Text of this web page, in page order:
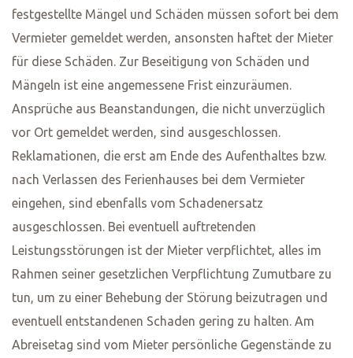
festgestellte Mängel und Schäden müssen sofort bei dem
Vermieter gemeldet werden, ansonsten haftet der Mieter
für diese Schäden. Zur Beseitigung von Schäden und
Mängeln ist eine angemessene Frist einzuräumen.
Ansprüche aus Beanstandungen, die nicht unverzüglich
vor Ort gemeldet werden, sind ausgeschlossen.
Reklamationen, die erst am Ende des Aufenthaltes bzw.
nach Verlassen des Ferienhauses bei dem Vermieter
eingehen, sind ebenfalls vom Schadenersatz
ausgeschlossen. Bei eventuell auftretenden
Leistungsstörungen ist der Mieter verpflichtet, alles im
Rahmen seiner gesetzlichen Verpflichtung Zumutbare zu
tun, um zu einer Behebung der Störung beizutragen und
eventuell entstandenen Schaden gering zu halten. Am
Abreisetag sind vom Mieter persönliche Gegenstände zu